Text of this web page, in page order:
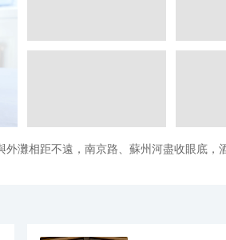
灘相距不遠，南京路、蘇州河盡收眼底